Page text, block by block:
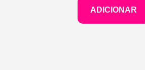
ADICIONAR